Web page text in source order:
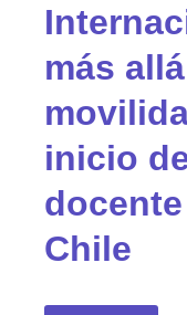
más
inicio
Chile